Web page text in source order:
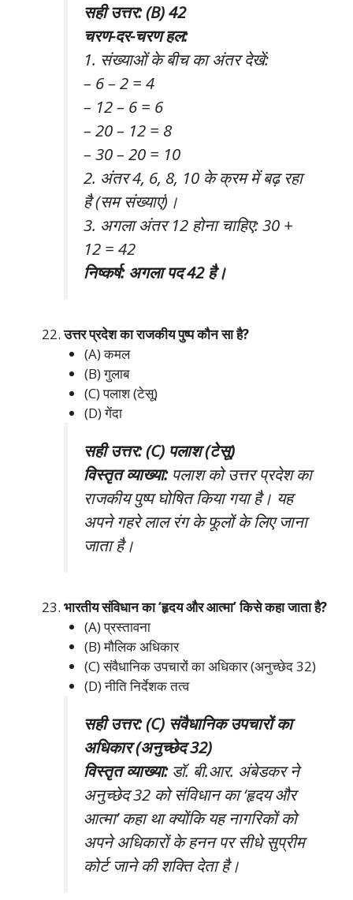
सही उत्तर: (B) 42
चरण-दर-चरण हल:
1. संख्याओं के बीच का अंतर देखें:
– 6 – 2 = 4
– 12 – 6 = 6
– 20 – 12 = 8
– 30 – 20 = 10
2. अंतर 4, 6, 8, 10 के क्रम में बढ़ रहा
है (सम संख्याएं)।
3. अगला अंतर 12 होना चाहिए: 30 +
12 = 42
निष्कर्ष: अगला पद 42 है।
उत्तर प्रदेश का राजकीय पुष्प कौन सा है?
(A) कमल
(B) गुलाब
(C) पलाश (टेसू)
(D) गेंदा
सही उत्तर: (C) पलाश (टेसू)
विस्तृत व्याख्या:पलाश को उत्तर प्रदेश का
राजकीय पुष्प घोषित किया गया है। यह
अपने गहरे लाल रंग के फूलों के लिए जाना
जाता है।
भारतीय संविधान का ‘हृदय और आत्मा’ किसे कहा जाता है?
(A) प्रस्तावना
(B) मौलिक अधिकार
(C) संवैधानिक उपचारों का अधिकार (अनुच्छेद 32)
(D) नीति निर्देशक तत्व
सही उत्तर: (C) संवैधानिक उपचारों का
अधिकार (अनुच्छेद 32)
विस्तृत व्याख्या:डॉ. बी.आर. अंबेडकर ने
अनुच्छेद 32 को संविधान का ‘हृदय और
आत्मा’ कहा था क्योंकि यह नागरिकों को
अपने अधिकारों के हनन पर सीधे सुप्रीम
कोर्ट जाने की शक्ति देता है।